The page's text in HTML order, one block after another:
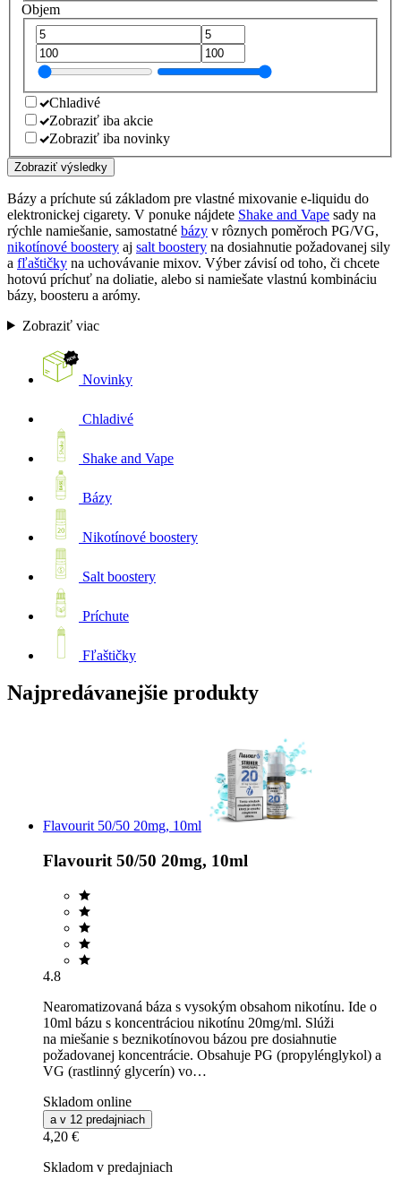
Objem
Chladivé
Zobraziť iba akcie
Zobraziť iba novinky
Zobraziť výsledky
Bázy a príchute sú základom pre vlastné mixovanie e-liquidu do
elektronickej cigarety. V ponuke nájdete Shake and Vape sady na
rýchle namiešanie, samostatné bázy v rôznych poměroch PG/VG,
nikotínové boostery aj salt boostery na dosiahnutie požadovanej sily
a fľaštičky na uchovávanie mixov. Výber závisí od toho, či chcete
hotovú príchuť na doliatie, alebo si namiešate vlastnú kombináciu
bázy, boosteru a arómy.
Zobraziť viac
Novinky
Chladivé
Shake and Vape
Bázy
Nikotínové boostery
Salt boostery
Príchute
Fľaštičky
Najpredávanejšie produkty
Flavourit 50/50 20mg, 10ml
Flavourit 50/50 20mg, 10ml
4.8
Nearomatizovaná báza s vysokým obsahom nikotínu. Ide o
10ml bázu s koncentráciou nikotínu 20mg/ml. Slúži
na miešanie s beznikotínovou bázou pre dosiahnutie
požadovanej koncentrácie. Obsahuje PG (propylénglykol) a
VG (rastlinný glycerín) vo…
Skladom online
a v 12 predajniach
4,20 €
Skladom v predajniach